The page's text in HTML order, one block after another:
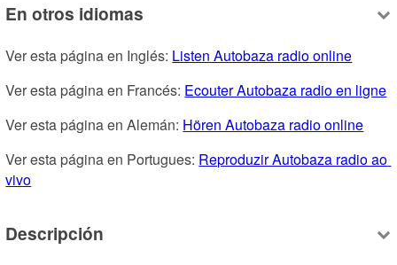
En otros idiomas
Ver esta página en Inglés: Listen Autobaza radio online
Ver esta página en Francés: Ecouter Autobaza radio en ligne
Ver esta página en Alemán: Hören Autobaza radio online
Ver esta página en Portugues: Reproduzir Autobaza radio ao
vivo
Descripción